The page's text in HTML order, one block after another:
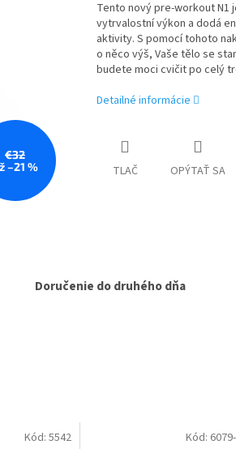
€32
–21 %
Tento nový pre-workout N1
vytrvalostní výkon a dodá
aktivity. S pomocí tohoto
o něco výš, Vaše tělo se
budete moci cvičit po celý
Detailné informácie
TLAČ OPÝTAŤ SA
Doručenie do druhého dňa
Kód: 5542 Kód: